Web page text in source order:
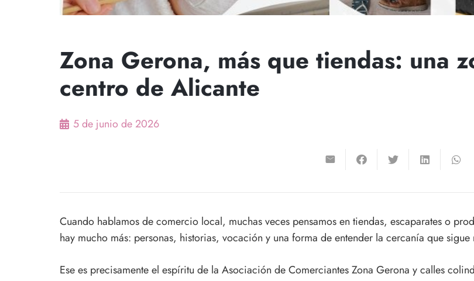
Zona Gerona, más que tiendas: una
centro de Alicante
5 de junio de 2026
Cuando hablamos de comercio local, muchas veces pensamos en tiendas, escaparates o
hay mucho más: personas, historias, vocación y una forma de entender la cercanía que
Ese es precisamente el espíritu de la Asociación de Comerciantes Zona Gerona y calles